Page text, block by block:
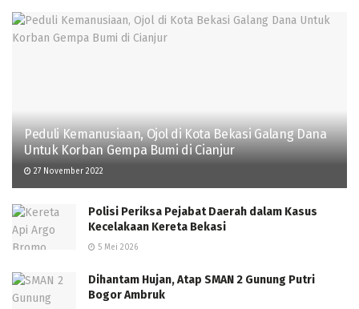
Peduli Kemanusiaan, Ojol di Kota Bekasi Galang Dana
Untuk Korban Gempa Bumi di Cianjur
27 November 2022
Polisi Periksa Pejabat Daerah dalam Kasus
Kecelakaan Kereta Bekasi
5 Mei 2026
Dihantam Hujan, Atap SMAN 2 Gunung Putri
Bogor Ambruk